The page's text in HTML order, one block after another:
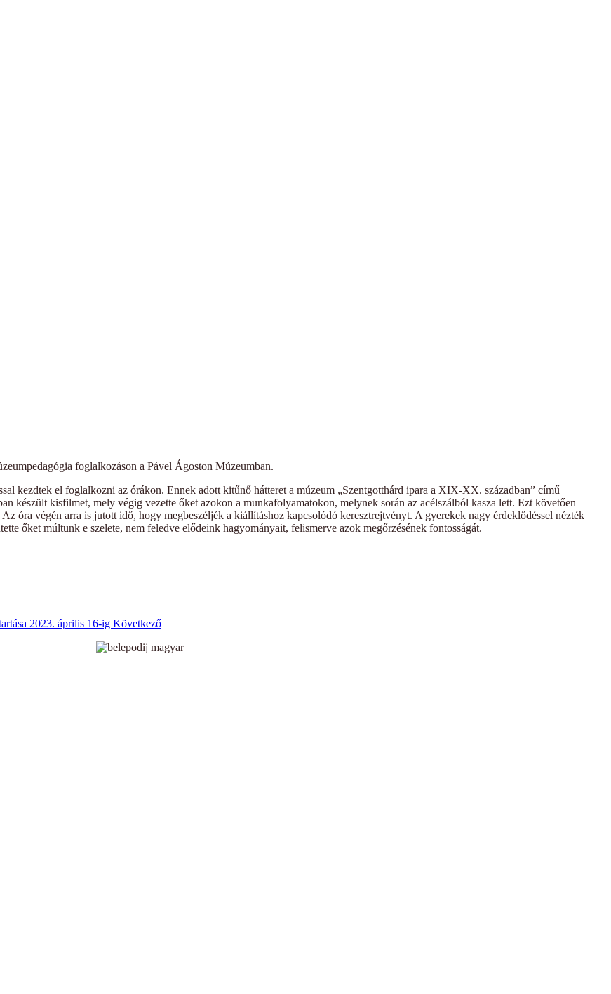
foglalkozáson a Pável Ágoston Múzeumban.
kezdtek el foglalkozni az órákon. Ennek adott kitűnő hátteret a múzeum „Szentgotthárd ipara a XIX-XX. században” című
készült kisfilmet, mely végig vezette őket azokon a munkafolyamatokon, melynek során az acélszálból kasza lett. Ezt követően
óra végén arra is jutott idő, hogy megbeszéljék a kiállításhoz kapcsolódó keresztrejtvényt. A gyerekek nagy érdeklődéssel nézték
őket múltunk e szelete, nem feledve elődeink hagyományait, felismerve azok megőrzésének fontosságát.
2023. április 16-ig Következő